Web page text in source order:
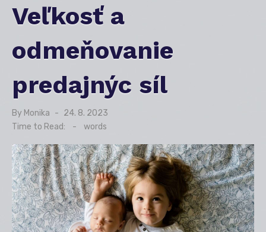
Veľkosť a
odmeňovanie
predajnýc síl
By Monika
Posted
on
24. 8. 2023
Time to Read:
- words